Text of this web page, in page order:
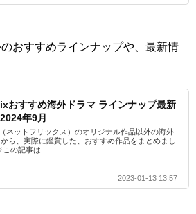
おすすめラインナップや、最新情
おすすめ海外ドラマ ラインナップ最新
年9月
ネットフリックス）のオリジナル作品以外の海外
から、実際に鑑賞した、おすすめ作品をまとめまし
の記事は...
2023-01-13 13:57